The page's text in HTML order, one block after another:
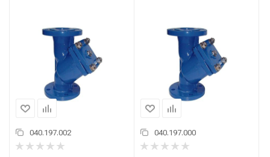
040.197.002 040.197.000